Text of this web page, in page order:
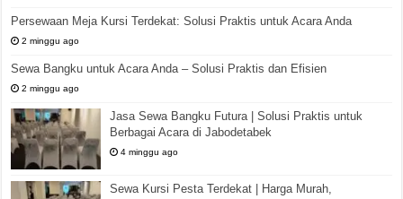
Persewaan Meja Kursi Terdekat: Solusi Praktis untuk Acara Anda
2 minggu ago
Sewa Bangku untuk Acara Anda – Solusi Praktis dan Efisien
2 minggu ago
Jasa Sewa Bangku Futura | Solusi Praktis untuk
Berbagai Acara di Jabodetabek
4 minggu ago
Sewa Kursi Pesta Terdekat | Harga Murah,